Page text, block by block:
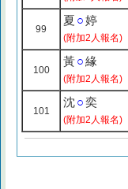
99
夏 ○婷
(附加2人報名)
100
黃○緣
(附加2人報名)
101
沈○奕
(附加2人報名)